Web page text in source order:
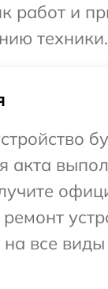
работ и
техники.
акта
все